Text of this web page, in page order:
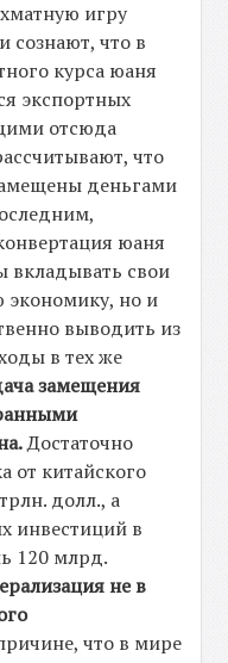
игру
сознают, что в
курса юаня
экспортных
отсюда
что
деньгами
юаня
вкладывать свои
экономику, но и
выводить из
в тех же
замещения
Достаточно
от китайского
долл., а
инвестиций в
120 млрд.
не в
что в мире